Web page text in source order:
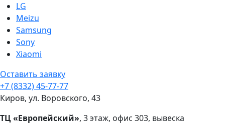
LG
Meizu
Samsung
Sony
Xiaomi
Оставить заявку
+7 (8332) 45-77-77
Киров, ул. Воровского, 43
ТЦ «Европейский», 3 этаж, офис 303, вывеска